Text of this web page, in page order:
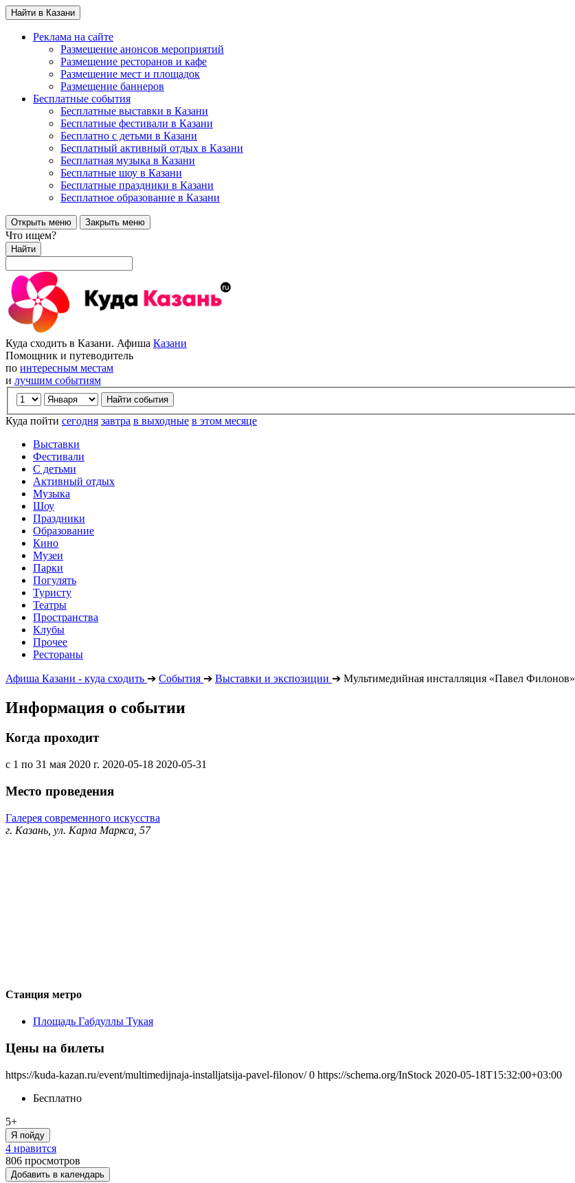
Найти в Казани
Реклама на сайте
Размещение анонсов мероприятий
Размещение ресторанов и кафе
Размещение мест и площадок
Размещение баннеров
Бесплатные события
Бесплатные выставки в Казани
Бесплатные фестивали в Казани
Бесплатно с детьми в Казани
Бесплатный активный отдых в Казани
Бесплатная музыка в Казани
Бесплатные шоу в Казани
Бесплатные праздники в Казани
Бесплатное образование в Казани
Открыть меню Закрыть меню
Что ищем?
Найти
Куда сходить в Казани. Афиша Казани
Помощник и путеводитель
по интересным местам
и лучшим событиям
Куда пойти сегодня завтра в выходные в этом месяце
Выставки
Фестивали
С детьми
Активный отдых
Музыка
Шоу
Праздники
Образование
Кино
Музеи
Парки
Погулять
Туристу
Театры
Пространства
Клубы
Прочее
Рестораны
Афиша Казани - куда сходить ➔ События ➔ Выставки и экспозиции ➔ Мультимедийная инсталляция «Павел Филонов»
Информация о событии
Когда проходит
с 1 по 31 мая 2020 г. 2020-05-18 2020-05-31
Место проведения
Галерея современного искусства
г. Казань, ул. Карла Маркса, 57
Станция метро
Площадь Габдуллы Тукая
Цены на билеты
https://kuda-kazan.ru/event/multimedijnaja-installjatsija-pavel-filonov/ 0 https://schema.org/InStock 2020-05-18T15:32:00+03:00
Бесплатно
5+
Я пойду
4 нравится
806 просмотров
Добавить в календарь